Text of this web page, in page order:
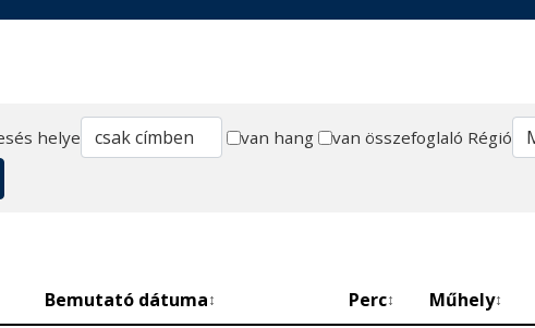
helye van hang van összefoglaló Régió
Bemutató dátuma↕ Perc↕ Műhely↕